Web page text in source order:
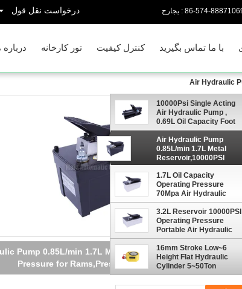
حراجی : 86-574- درخواست نقل قول
درباره تور کارخانه کنترل کیفیت با ما تماس بگیرید
Air Hydraulic
Pump 0.85L/min 1.7L Metal Reservoir,10000PSI
Pressure for Rams,Presses,Hydraulic puller
10000Psi Single Acting
Air Hydraulic Pump ,
0.69L Oil Capacity Foot
Pedal Air Hydraulic
Air Hydraulic Pump
0.85L/min 1.7L Metal
Reservoir,10000PSI
Operating Pressure for
Rams,Presses,Hydraulic
puller
1.7L Oil Capacity
Operating Pressure
70Mpa Air Hydraulic
Pump For Hydraulic
3.2L Reservoir 10000PSI
Operating Pressure
Portable Air Hydraulic
Pump 3/8-18NPT Single
Acting
6~16mm Stroke Low
Height Flat Hydraulic
Cylinder 5~50Ton
Capacity Single Acting
Hydraulic Rams